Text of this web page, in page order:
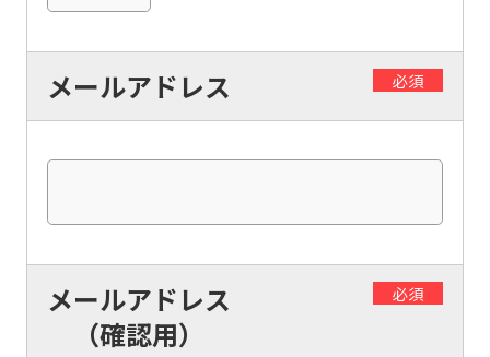
メールアドレス 必須
メールアドレス
（確認用）
必須
automatically
English.